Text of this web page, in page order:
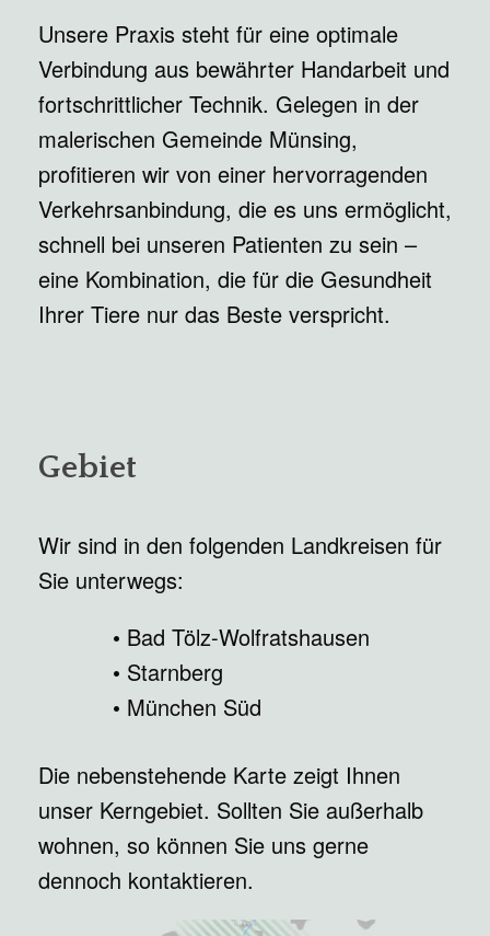
Unsere Praxis steht für eine optimale
Verbindung aus bewährter Handarbeit und
fortschrittlicher Technik. Gelegen in der
malerischen Gemeinde Münsing,
profitieren wir von einer hervorragenden
Verkehrsanbindung, die es uns ermöglicht,
schnell bei unseren Patienten zu sein –
eine Kombination, die für die Gesundheit
Ihrer Tiere nur das Beste verspricht.
Gebiet
Wir sind in den folgenden Landkreisen für
Sie unterwegs:
Bad Tölz-Wolfratshausen
Starnberg
München Süd
Die nebenstehende Karte zeigt Ihnen
unser Kerngebiet. Sollten Sie außerhalb
wohnen, so können Sie uns gerne
dennoch kontaktieren.